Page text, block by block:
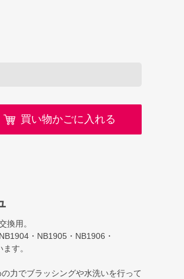
買い物かごに入れる
換用。
・NB1905・NB1906・
す。
力でブラッシングや水洗いを行って